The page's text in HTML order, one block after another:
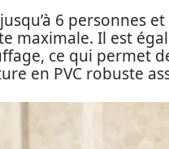
6 personnes
maximale. Il est
ce qui permet
en PVC robuste